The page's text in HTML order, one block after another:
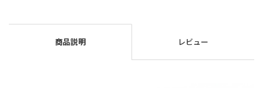
商品説明 レビュー